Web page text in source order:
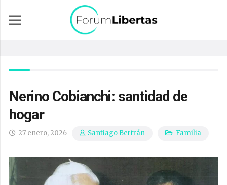
Nerino Cobianchi: santidad de
hogar
27 enero, 2026 Santiago Bertrán Familia